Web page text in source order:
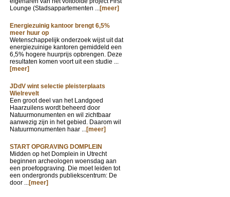
Lounge (Stadsappartementen ...[meer]
Energiezuinig kantoor brengt 6,5%
meer huur op
Wetenschappelijk onderzoek wijst uit dat
energiezuinige kantoren gemiddeld een
6,5% hogere huurprijs opbrengen. Deze
resultaten komen voort uit een studie ...
[meer]
JDdV wint selectie pleisterplaats
Wielrevelt
Een groot deel van het Landgoed
Haarzuilens wordt beheerd door
Natuurmonumenten en wil zichtbaar
aanwezig zijn in het gebied. Daarom wil
Natuurmonumenten haar ...[meer]
START OPGRAVING DOMPLEIN
Midden op het Domplein in Utrecht
beginnen archeologen woensdag aan
een proefopgraving. Die moet leiden tot
een ondergronds publiekscentrum: De
door ...[meer]